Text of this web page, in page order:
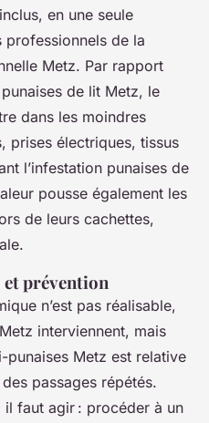
en une seule
professionnels de la
Metz. Par rapport
de lit Metz, le
dans les moindres
prises électriques, tissus
l’infestation punaises de
pousse également les
de leurs cachettes,
prévention
n’est pas réalisable,
interviennent, mais
Metz est relative
passages répétés.
faut agir : procéder à un